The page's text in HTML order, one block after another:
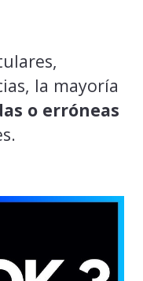
la mayoría
o erróneas